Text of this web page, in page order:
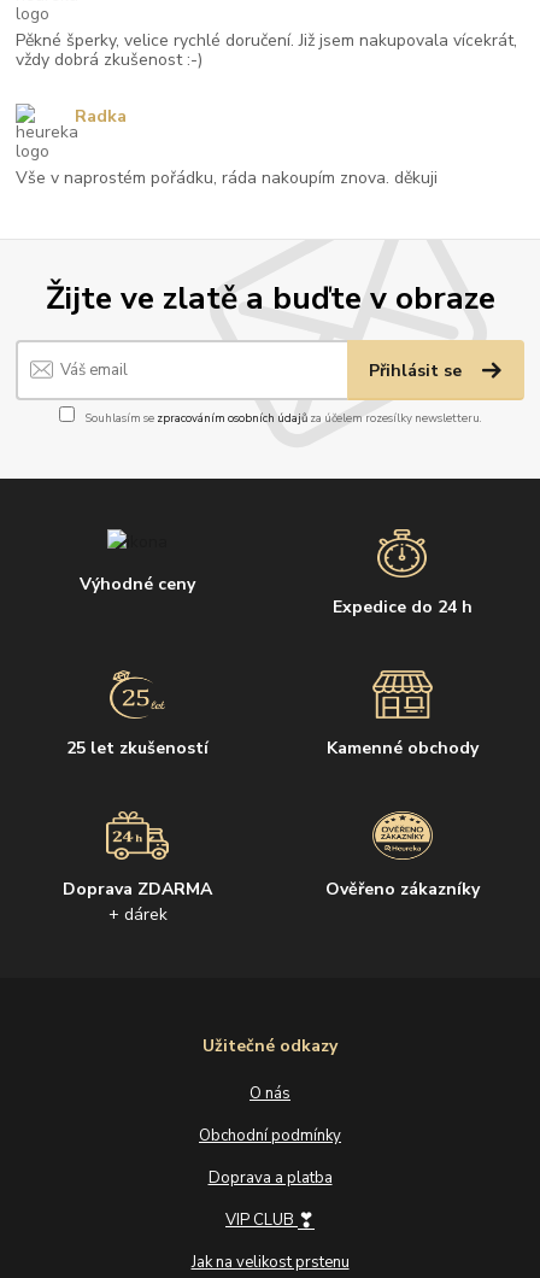
Žijte ve zlatě a buďte v obraze
Přihlásit se
Souhlasím se zpracováním osobních údajůza účelem rozesílky newsletteru.
Výhodné ceny
Expedice do 24 h
25 let zkušeností Kamenné obchody
Doprava ZDARMA
+ dárek
Ověřeno zákazníky
Užitečné odkazy
O nás
Obchodní podmínky
Doprava a platba
VIP CLUB ❣
Jak na velikost prstenu
Pěkné šperky, velice rychlé doručení. Již jsem nakupovala vícekrát,
vždy dobrá zkušenost :-)
Vše v naprostém pořádku, ráda nakoupím znova. děkuji
Radka